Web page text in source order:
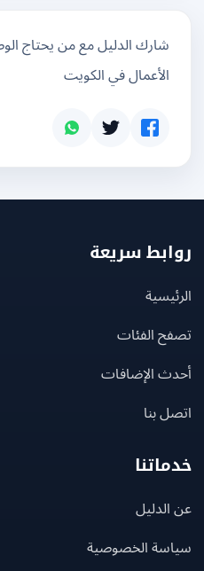
شارك الدليل مع من يحتاج الوصول
الأعمال في الكويت
سريعة
الفئات
الإضافات
بنا
الخصوصية